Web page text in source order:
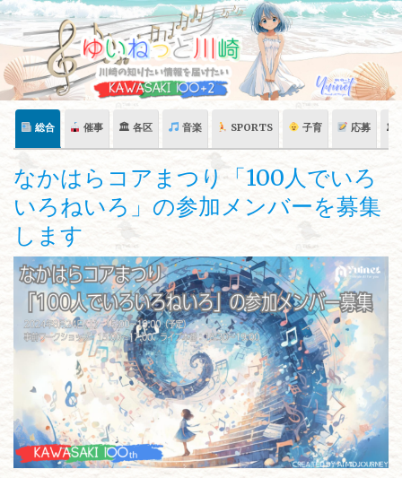
Skip
content
総合 催事 🏛 各区 音楽 SPORTS 子育 応募 🏛
なかはらコアまつり「100人でいろ
いろねいろ」の参加メンバーを募集
します